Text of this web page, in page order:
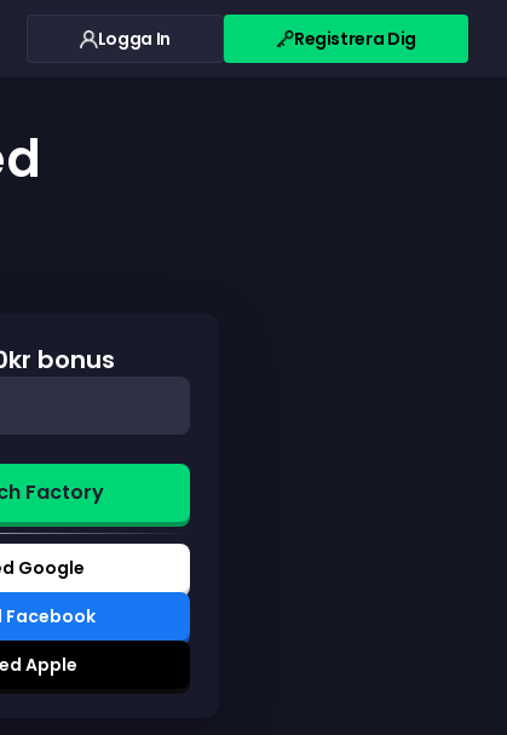
Logga In Registrera Dig
bonus
Factory
Google
Facebook
Apple